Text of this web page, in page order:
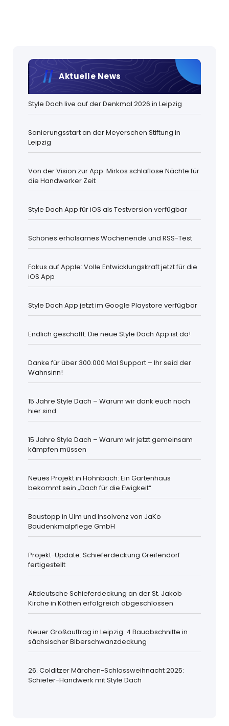
Aktuelle News
Style Dach live auf der Denkmal 2026 in Leipzig
Sanierungsstart an der Meyerschen Stiftung in
Leipzig
Von der Vision zur App: Mirkos schlaflose Nächte für
die Handwerker Zeit
Style Dach App für iOS als Testversion verfügbar
Schönes erholsames Wochenende und RSS-Test
Fokus auf Apple: Volle Entwicklungskraft jetzt für die
iOS App
Style Dach App jetzt im Google Playstore verfügbar
Endlich geschafft: Die neue Style Dach App ist da!
Danke für über 300.000 Mal Support – Ihr seid der
Wahnsinn!
15 Jahre Style Dach – Warum wir dank euch noch
hier sind
15 Jahre Style Dach – Warum wir jetzt gemeinsam
kämpfen müssen
Neues Projekt in Hohnbach: Ein Gartenhaus
bekommt sein „Dach für die Ewigkeit“
Baustopp in Ulm und Insolvenz von JaKo
Baudenkmalpflege GmbH
Projekt-Update: Schieferdeckung Greifendorf
fertigestellt
Altdeutsche Schieferdeckung an der St. Jakob
Kirche in Köthen erfolgreich abgeschlossen
Neuer Großauftrag in Leipzig: 4 Bauabschnitte in
sächsischer Biberschwanzdeckung
26. Colditzer Märchen-Schlossweihnacht 2025:
Schiefer-Handwerk mit Style Dach